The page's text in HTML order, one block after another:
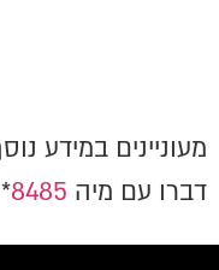
מעוניינים במידע
דברו עם מיה 8485
*